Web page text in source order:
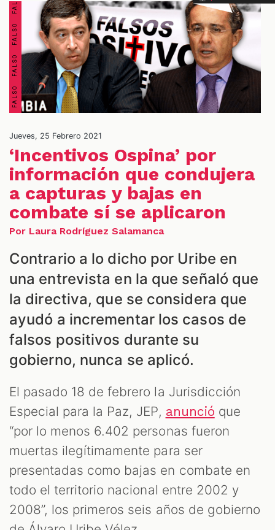
Jueves, 25 Febrero 2021
‘Incentivos Ospina’ por
información que condujera
a capturas y bajas en
combate sí se aplicaron
Por Laura Rodríguez Salamanca
Contrario a lo dicho por Uribe en
una entrevista en la que señaló que
la directiva, que se considera que
ayudó a incrementar los casos de
falsos positivos durante su
gobierno, nunca se aplicó.
El pasado 18 de febrero la Jurisdicción
Especial para la Paz, JEP, anunció que
“por lo menos 6.402 personas fueron
muertas ilegítimamente para ser
presentadas como bajas en combate en
todo el territorio nacional entre 2002 y
2008”, los primeros seis años de gobierno